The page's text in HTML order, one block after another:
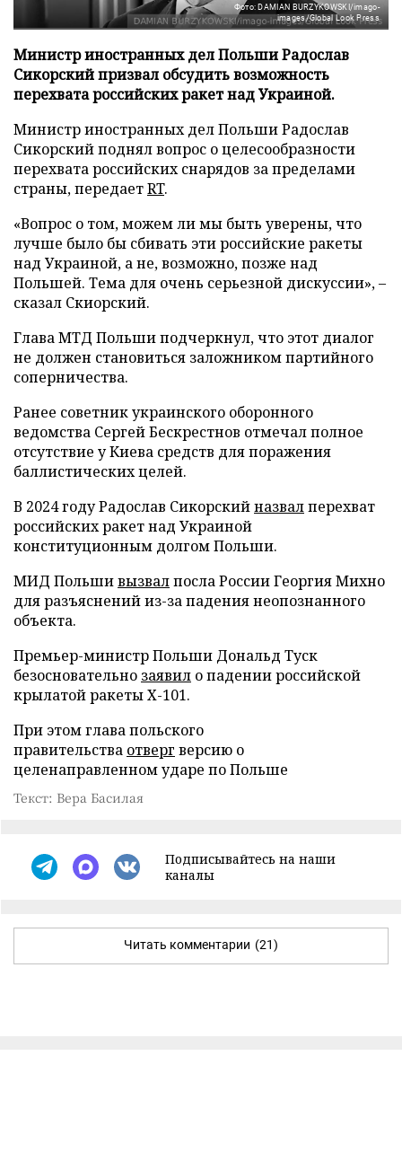
Фото: DAMIAN BURZYKOWSKI/imago-
images/Global Look Press
Министр иностранных дел Польши Радослав
Сикорский призвал обсудить возможность
перехвата российских ракет над Украиной.
Министр иностранных дел Польши Радослав
Сикорский поднял вопрос о целесообразности
перехвата российских снарядов за пределами
страны, передаетRT.
«Вопрос о том, можем ли мы быть уверены, что
лучше было бы сбивать эти российские ракеты
над Украиной, а не, возможно, позже над
Польшей. Тема для очень серьезной дискуссии», –
сказал Скиорский.
Глава МТД Польши подчеркнул, что этот диалог
не должен становиться заложником партийного
соперничества.
Ранее советник украинского оборонного
ведомства Сергей Бескрестнов отмечал полное
отсутствие у Киева средств для поражения
баллистических целей.
В 2024 году Радослав Сикорскийназвалперехват
российских ракет над Украиной
конституционным долгом Польши.
МИД Польшивызвалпосла России Георгия Михно
для разъяснений из-за падения неопознанного
объекта.
Премьер-министр Польши Дональд Туск
безосновательно заявил о падении российской
крылатой ракеты Х-101.
При этом глава польского
правительства отверг версию о
целенаправленном ударе по Польше
Текст: Вера Басилая
Подписывайтесь на наши
каналы
Читать комментарии (21)